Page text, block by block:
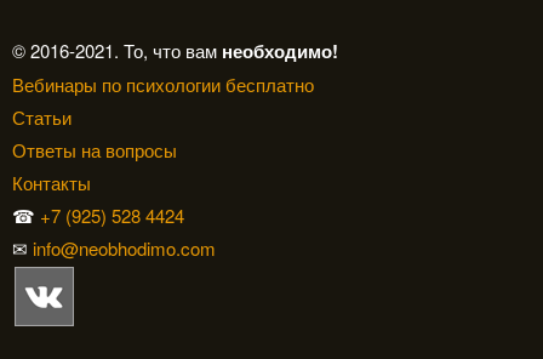
© 2016-2021. То, что вам необходимо!
Вебинары по психологии бесплатно
Статьи
Ответы на вопросы
Контакты
☎ +7 (925) 528 4424
✉ info@neobhodimo.com